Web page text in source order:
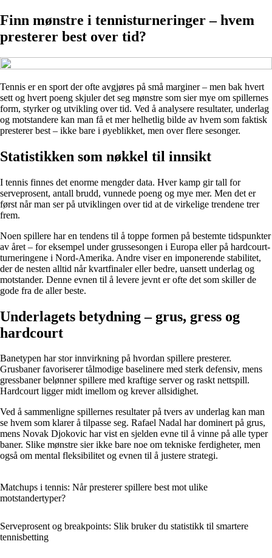
Finn mønstre i tennisturneringer – hvem
presterer best over tid?
Tennis er en sport der ofte avgjøres på små marginer – men bak hvert
sett og hvert poeng skjuler det seg mønstre som sier mye om spillernes
form, styrker og utvikling over tid. Ved å analysere resultater, underlag
og motstandere kan man få et mer helhetlig bilde av hvem som faktisk
presterer best – ikke bare i øyeblikket, men over flere sesonger.
Statistikken som nøkkel til innsikt
I tennis finnes det enorme mengder data. Hver kamp gir tall for
serveprosent, antall brudd, vunnede poeng og mye mer. Men det er
først når man ser på utviklingen over tid at de virkelige trendene trer
frem.
Noen spillere har en tendens til å toppe formen på bestemte tidspunkter
av året – for eksempel under grussesongen i Europa eller på hardcourt-
turneringene i Nord-Amerika. Andre viser en imponerende stabilitet,
der de nesten alltid når kvartfinaler eller bedre, uansett underlag og
motstander. Denne evnen til å levere jevnt er ofte det som skiller de
gode fra de aller beste.
Underlagets betydning – grus, gress og
hardcourt
Banetypen har stor innvirkning på hvordan spillere presterer.
Grusbaner favoriserer tålmodige baselinere med sterk defensiv, mens
gressbaner belønner spillere med kraftige server og raskt nettspill.
Hardcourt ligger midt imellom og krever allsidighet.
Ved å sammenligne spillernes resultater på tvers av underlag kan man
se hvem som klarer å tilpasse seg. Rafael Nadal har dominert på grus,
mens Novak Djokovic har vist en sjelden evne til å vinne på alle typer
baner. Slike mønstre sier ikke bare noe om tekniske ferdigheter, men
også om mental fleksibilitet og evnen til å justere strategi.
Matchups i tennis: Når presterer spillere best mot ulike
motstandertyper?
Serveprosent og breakpoints: Slik bruker du statistikk til smartere
tennisbetting